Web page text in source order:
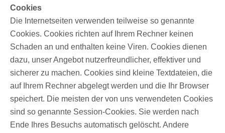
Cookies
Die Internetseiten verwenden teilweise so genannte
Cookies. Cookies richten auf Ihrem Rechner keinen
Schaden an und enthalten keine Viren. Cookies dienen
dazu, unser Angebot nutzerfreundlicher, effektiver und
sicherer zu machen. Cookies sind kleine Textdateien, die
auf Ihrem Rechner abgelegt werden und die Ihr Browser
speichert. Die meisten der von uns verwendeten Cookies
sind so genannte Session-Cookies. Sie werden nach
Ende Ihres Besuchs automatisch gelöscht. Andere